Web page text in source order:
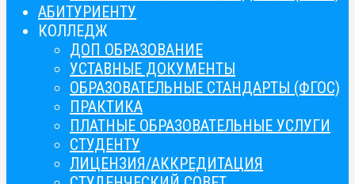
АБИТУРИЕНТУ
КОЛЛЕДЖ
ДОП ОБРАЗОВАНИЕ
УСТАВНЫЕ ДОКУМЕНТЫ
ОБРАЗОВАТЕЛЬНЫЕ СТАНДАРТЫ (ФГОС)
ПРАКТИКА
ПЛАТНЫЕ ОБРАЗОВАТЕЛЬНЫЕ УСЛУГИ
СТУДЕНТУ
ЛИЦЕНЗИЯ/АККРЕДИТАЦИЯ